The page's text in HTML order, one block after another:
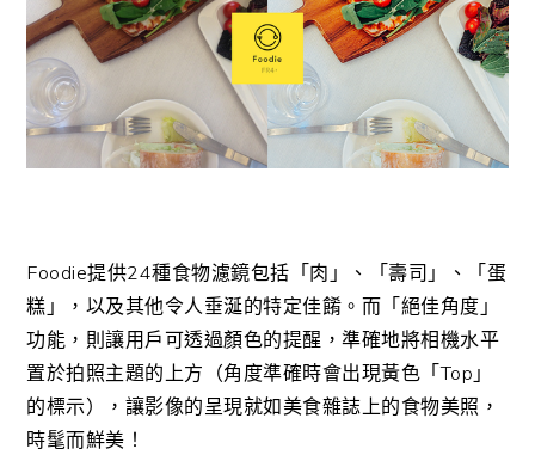
Foodie提供24種食物濾鏡包括「肉」、「壽司」、「蛋
糕」，以及其他令人垂涎的特定佳餚。而「絕佳角度」
功能，則讓用戶可透過顏色的提醒，準確地將相機水平
置於拍照主題的上方（角度準確時會出現黃色「Top」
的標示），讓影像的呈現就如美食雜誌上的食物美照，
時髦而鮮美！